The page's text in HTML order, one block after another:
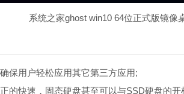
系统之家ghost win10 64位正式版镜像
保用户轻松应用其它第三方应用;
的快速，固态硬盘甚至可以与SSD硬盘的开